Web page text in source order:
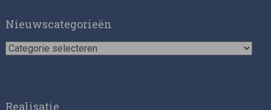
Nieuwscategorieën
Nieuwscategorieën
Realisatie